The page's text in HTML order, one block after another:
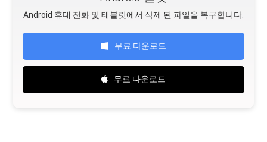
Android 휴대 전화 및 태블릿에서 삭제 된 파일을 복구합니다.
무료 다운로드
무료 다운로드